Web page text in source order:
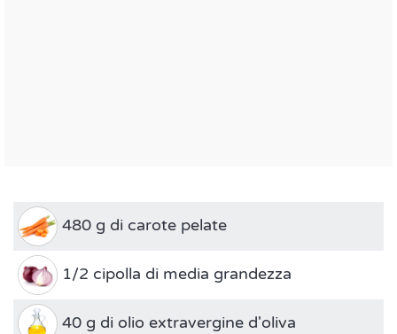
480 g di carote pelate
1/2 cipolla di media grandezza
40 g di olio extravergine d'oliva